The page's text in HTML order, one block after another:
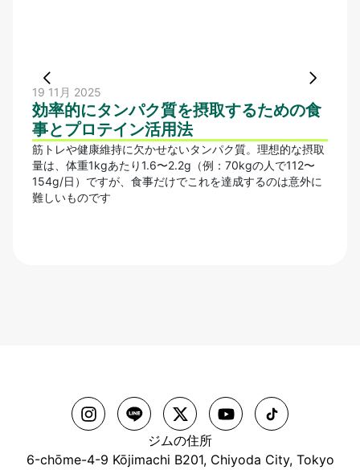
19 11月 2025
効率的にタンパク質を摂取するための食
事とプロテイン活用法
筋トレや健康維持に欠かせないタンパク質。理想的な摂取
量は、体重1kgあたり1.6〜2.2g（例：70kgの人で112〜
154g/日）ですが、食事だけでこれを達成するのは意外に
難しいものです
ジムの住所
6-chōme-4-9 Kōjimachi B201, Chiyoda City, Tokyo